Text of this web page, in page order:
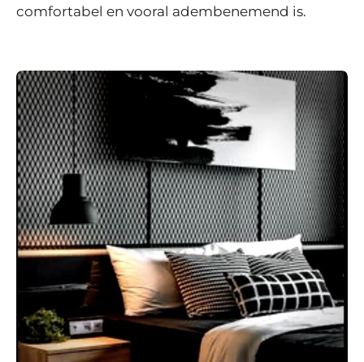
comfortabel en vooral adembenemend is.